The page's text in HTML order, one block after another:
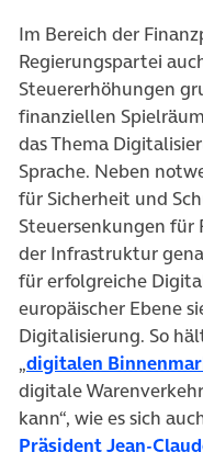
Im Bereich der
Regierungspartei
Steuererhöhungen
finanziellen
das Thema
Sprache. Neben
für Sicherheit und
Steuersenkungen für
der Infrastruktur
für erfolgreiche
europäischer Ebene
Digitalisierung. So
„digitalen
digitale
kann“, wie es sich
Präsident Jean-